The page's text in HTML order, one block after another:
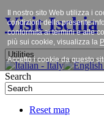
Visit Ischia
Search
Reset map
Il nostro sito Web utilizza i
condizioni della presente
conformità ai termini e alle
più sui cookie, visualizza la
Accetto i cookie da questo